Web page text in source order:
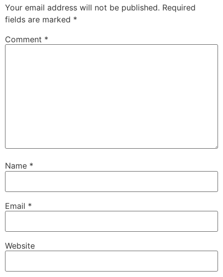
Your email address will not be published. Required
fields are marked *
Comment *
Name *
Email *
Website